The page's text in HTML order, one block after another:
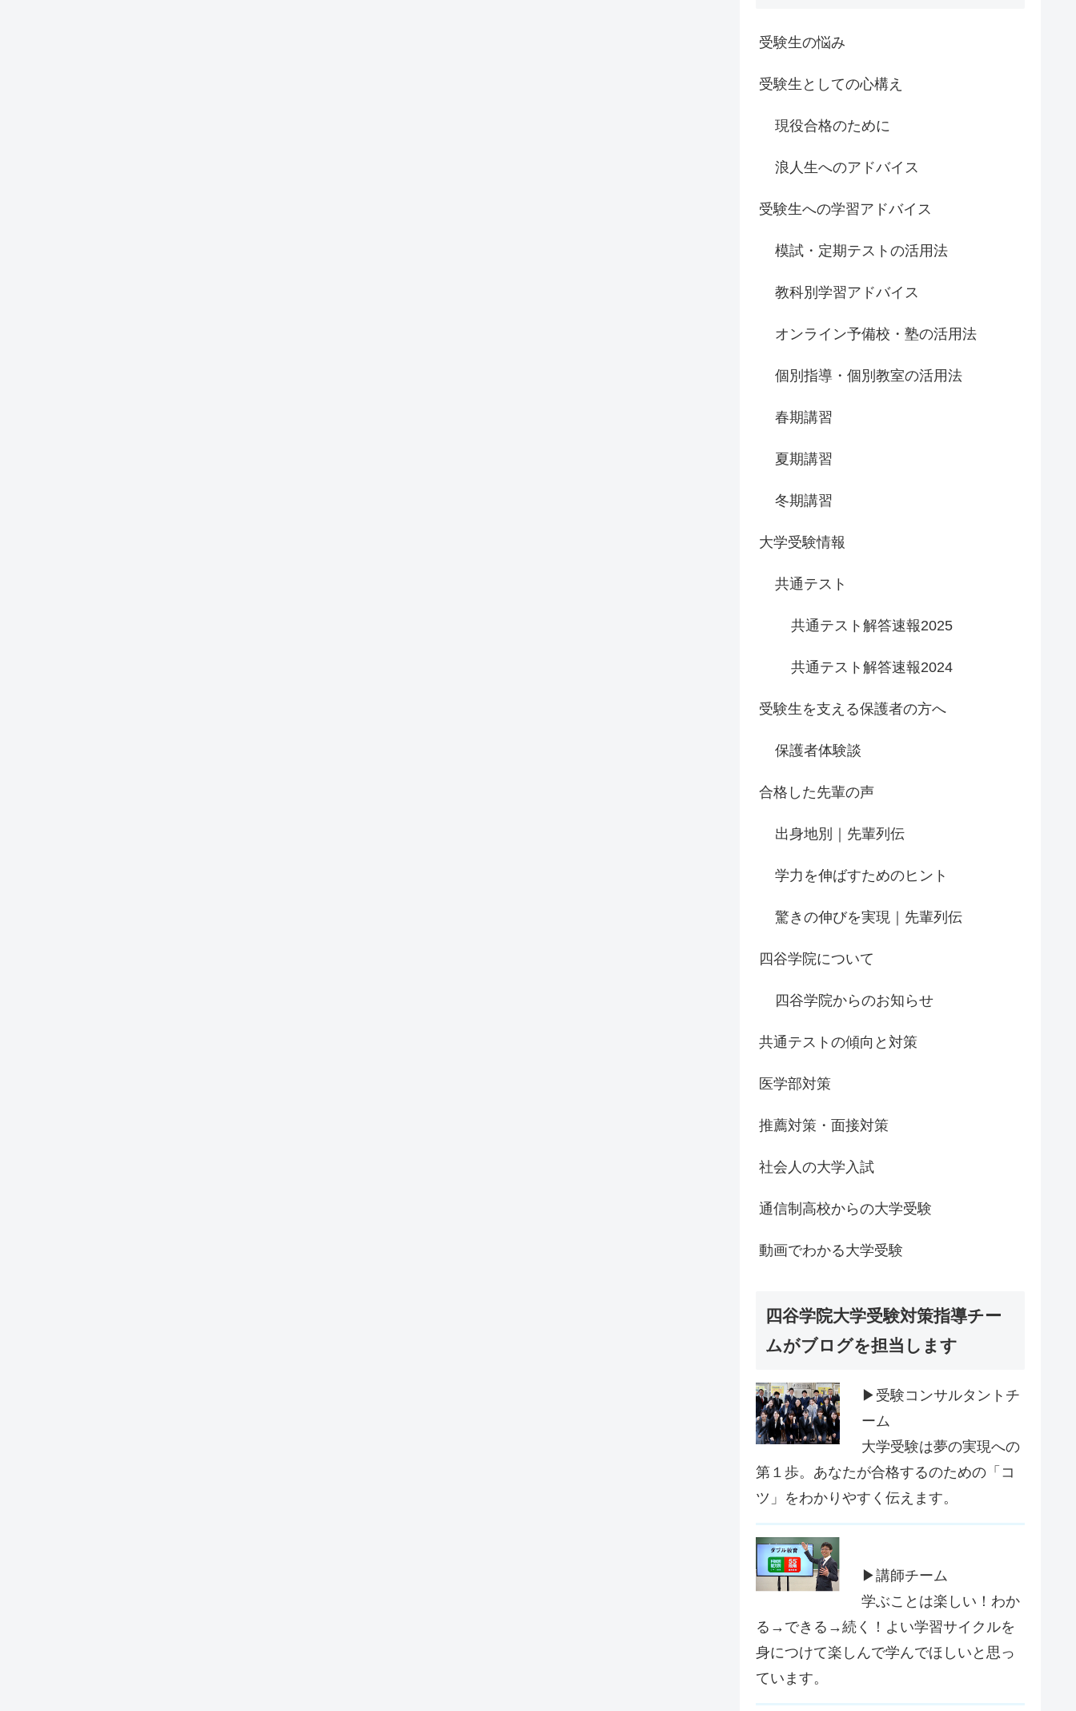
受験生の悩み
受験生としての心構え
現役合格のために
浪人生へのアドバイス
受験生への学習アドバイス
模試・定期テストの活用法
教科別学習アドバイス
オンライン予備校・塾の活用法
個別指導・個別教室の活用法
春期講習
夏期講習
冬期講習
大学受験情報
共通テスト
共通テスト解答速報2025
共通テスト解答速報2024
受験生を支える保護者の方へ
保護者体験談
合格した先輩の声
出身地別｜先輩列伝
学力を伸ばすためのヒント
驚きの伸びを実現｜先輩列伝
四谷学院について
四谷学院からのお知らせ
共通テストの傾向と対策
医学部対策
推薦対策・面接対策
社会人の大学入試
通信制高校からの大学受験
動画でわかる大学受験
四谷学院大学受験対策指導チー
ムがブログを担当します
▶受験コンサルタントチ
ーム
大学受験は夢の実現への
第１歩。あなたが合格するのための「コ
ツ」をわかりやすく伝えます。
▶講師チーム
学ぶことは楽しい！わか
る→できる→続く！よい学習サイクルを
身につけて楽しんで学んでほしいと思っ
ています。